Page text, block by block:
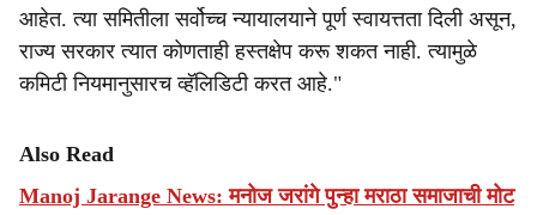
आहेत. त्या समितीला सर्वोच्च न्यायालयाने पूर्ण स्वायत्तता दिली असून,
राज्य सरकार त्यात कोणताही हस्तक्षेप करू शकत नाही. त्यामुळे
कमिटी नियमानुसारच व्हॅलिडिटी करत आहे."
Also Read
Manoj Jarange News: मनोज जरांगे पुन्हा मराठा समाजाची मोट